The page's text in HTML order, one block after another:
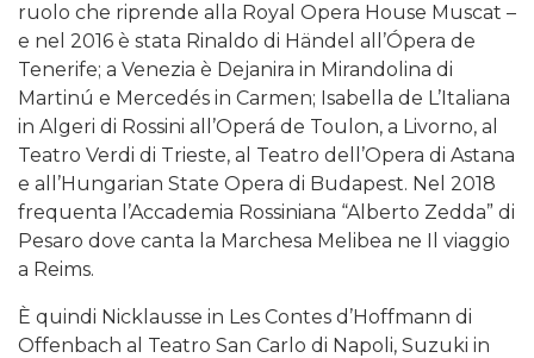
ruolo che riprende alla Royal Opera House Muscat –
e nel 2016 è stata Rinaldo di Händel all’Ópera de
Tenerife; a Venezia è Dejanira in Mirandolina di
Martinú e Mercedés in Carmen; Isabella de L’Italiana
in Algeri di Rossini all’Operá de Toulon, a Livorno, al
Teatro Verdi di Trieste, al Teatro dell’Opera di Astana
e all’Hungarian State Opera di Budapest. Nel 2018
frequenta l’Accademia Rossiniana “Alberto Zedda” di
Pesaro dove canta la Marchesa Melibea ne Il viaggio
a Reims.
È quindi Nicklausse in Les Contes d’Hoffmann di
Offenbach al Teatro San Carlo di Napoli, Suzuki in